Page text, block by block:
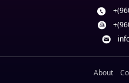
About